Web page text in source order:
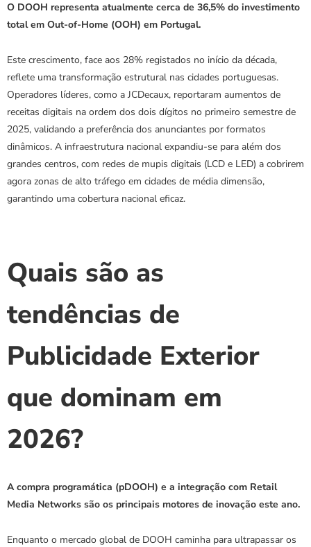
O DOOH representa atualmente cerca de 36,5% do investimento
total em Out-of-Home (OOH) em Portugal.
Este crescimento, face aos 28% registados no início da década,
reflete uma transformação estrutural nas cidades portuguesas.
Operadores líderes, como a JCDecaux, reportaram aumentos de
receitas digitais na ordem dos dois dígitos no primeiro semestre de
2025, validando a preferência dos anunciantes por formatos
dinâmicos. A infraestrutura nacional expandiu-se para além dos
grandes centros, com redes de mupis digitais (LCD e LED) a cobrirem
agora zonas de alto tráfego em cidades de média dimensão,
garantindo uma cobertura nacional eficaz.
Quais são as
tendências de
Publicidade Exterior
que dominam em
2026?
A compra programática (pDOOH) e a integração com Retail
Media Networks são os principais motores de inovação este ano.
Enquanto o mercado global de DOOH caminha para ultrapassar os